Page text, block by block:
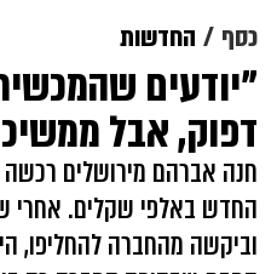
כסף החדשות
"יודעים
דפוק, אבל
החדש באלפי שקלים. אחרי
וביקשה מהחברה להחליפו,